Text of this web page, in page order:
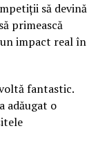
să devină
primească
impact real în
fantastic.
adăugat o